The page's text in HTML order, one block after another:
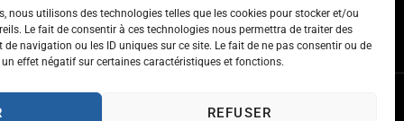
nous utilisons des technologies telles que les cookies pour stocker et/ou
Le fait de consentir à ces technologies nous permettra de traiter des
navigation ou les ID uniques sur ce site. Le fait de ne pas consentir ou de
effet négatif sur certaines caractéristiques et fonctions.
REFUSER